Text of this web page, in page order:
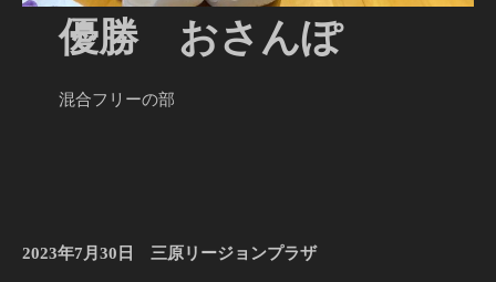
優勝 おさんぽ
混合フリーの部
2023年7月30日 三原リージョンプラザ